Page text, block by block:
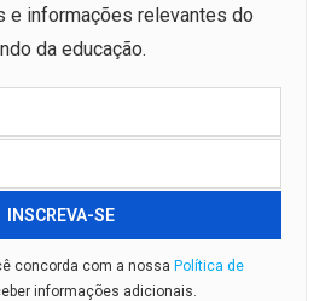
e informações relevantes do
da educação.
INSCREVA-SE
concorda com a nossa Política de
informações adicionais.